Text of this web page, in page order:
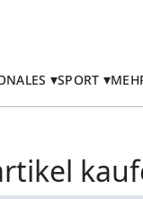
SPORT